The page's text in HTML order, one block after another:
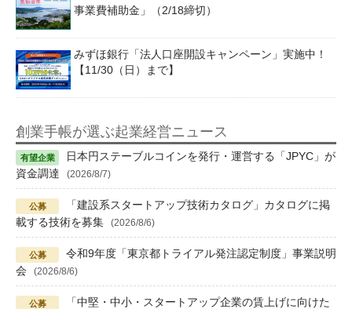
事業費補助金」（2/18締切）
みずほ銀行「法人口座開設キャンペーン」実施中！
【11/30（日）まで】
創業手帳が選ぶ起業経営ニュース
日本円ステーブルコインを発行・運営する「JPYC」が
資金調達
(2026/8/7)
「建設系スタートアップ技術カタログ」カタログに掲
載する技術を募集
(2026/8/6)
令和9年度「東京都トライアル発注認定制度」事業説明
会
(2026/8/6)
「中堅・中小・スタートアップ企業の賃上げに向けた